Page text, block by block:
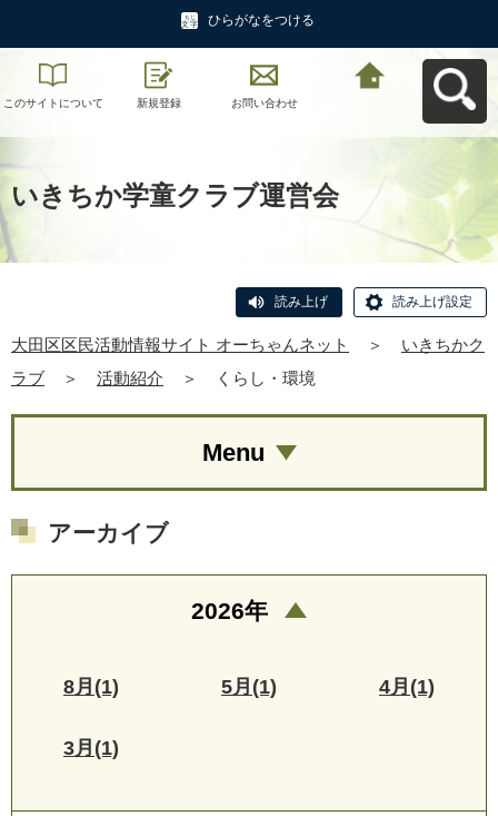
ひらがなをつける
このサイトについて 新規登録 お問い合わせ
いきちか学童クラブ運営会
読み上げ 読み上げ設定
大田区区民活動情報サイト オーちゃんネット ＞
いきちかク
ラブ
＞ 活動紹介 ＞ くらし・環境
Menu
アーカイブ
2026年
8月(1) 5月(1) 4月(1)
3月(1)